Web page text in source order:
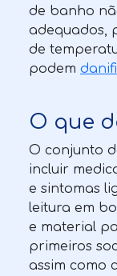
de banho
adequados,
de
podem
O que
O conjunto
incluir
e sintomas
leitura em
e material
primeiros
assim como